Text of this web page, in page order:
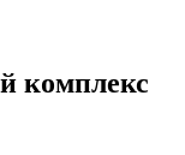
комплекс